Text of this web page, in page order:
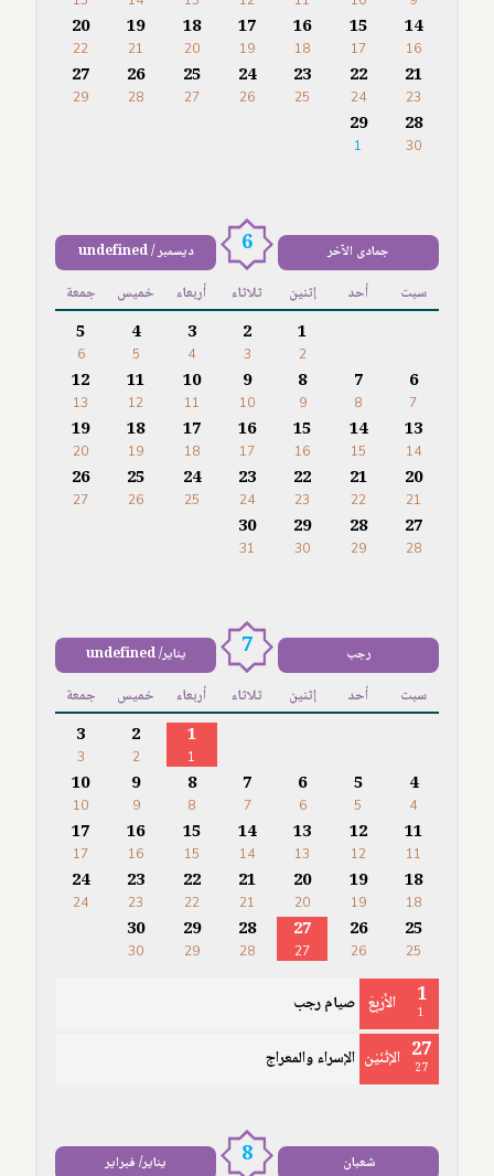
14
16
15
17
16
18
17
19
18
20
19
21
20
22
21
23
22
24
23
25
24
26
25
27
26
28
27
29
28
30
29
1
جمادى الآخر 6 ديسمبر / undefined
سبت أحد إثنين ثلاثاء أربعاء خميس جمعة
1
2
2
3
3
4
4
5
5
6
6
7
7
8
8
9
9
10
10
11
11
12
12
13
13
14
14
15
15
16
16
17
17
18
18
19
19
20
20
21
21
22
22
23
23
24
24
25
25
26
26
27
27
28
28
29
29
30
30
31
رجب 7 يناير/ undefined
سبت أحد إثنين ثلاثاء أربعاء خميس جمعة
1
1
2
2
3
3
4
4
5
5
6
6
7
7
8
8
9
9
10
10
11
11
12
12
13
13
14
14
15
15
16
16
17
17
18
18
19
19
20
20
21
21
22
22
23
23
24
24
25
25
26
26
27
27
28
28
29
29
30
30
1
1 الأَرْبِعَ صيام رجب
27
27 الإثْنَيْن الإسراء والمعراج
شعبان 8 يناير/ فبراير